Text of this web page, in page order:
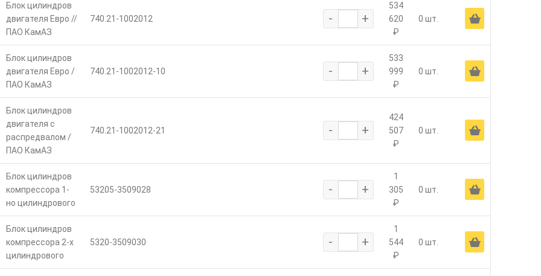
Блок цилиндров
двигателя Евро //
ПАО КамАЗ
740.21-1002012 - +
534
620
₽
0 шт. Ä
Блок цилиндров
двигателя Евро /
ПАО КамАЗ
740.21-1002012-10 - +
533
999
₽
0 шт. Ä
Блок цилиндров
двигателя с
распредвалом /
ПАО КамАЗ
740.21-1002012-21 - +
424
507
₽
0 шт. Ä
Блок цилиндров
компрессора 1-
но цилиндрового
53205-3509028 - +
1
305
₽
0 шт. Ä
Блок цилиндров
компрессора 2-х
цилиндрового
5320-3509030 - +
1
544
₽
0 шт. Ä